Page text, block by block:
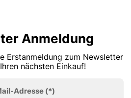
Anmeldung
Erstanmeldung zum Newsletter
nächsten Einkauf!
Adresse (*)